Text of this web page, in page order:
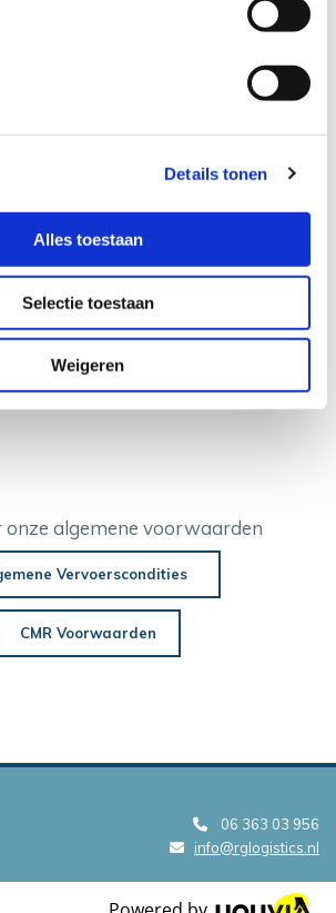
Details tonen
Alles toestaan
Selectie toestaan
Weigeren
en ervaring in huis om u het juiste
en hulp te geven.
logistiek advies vrijblijvend
op zodat wij uw persoonlijke
en afstemmen op het juiste
transport.
onze algemene voorwaarden
Vervoerscondities
CMR Voorwaarden
 06 363 03 956
 info@rglogistics.nl